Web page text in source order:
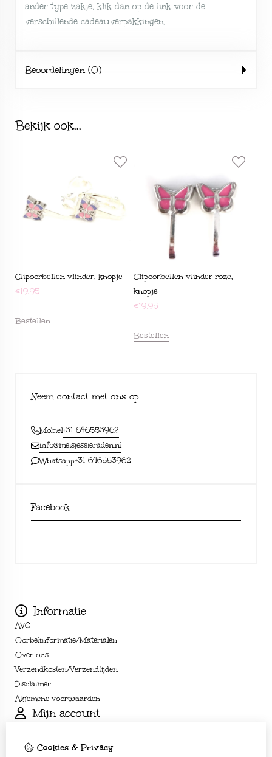
ander type zakje, klik dan op de link voor de
verschillende cadeauverpakkingen.
Beoordelingen (0)
Bekijk ook...
Clipoorbellen vlinder, knopje
€19,95
Bestellen
Clipoorbellen vlinder roze,
knopje
€19,95
Bestellen
Neem contact met ons op
Mobiel+31 646553962
info@meisjessieraden.nl
Whatsapp+31 646553962
Facebook
Informatie
AVG
Oorbelinformatie/Materialen
Over ons
Verzendkosten/Verzendtijden
Disclaimer
Algemene voorwaarden
Mijn account
Bestelhistorie
Cookies & Privacy